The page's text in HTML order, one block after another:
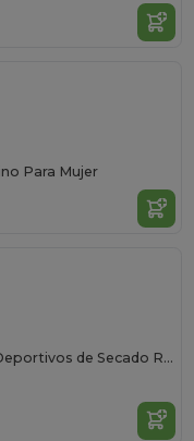
Para Mujer
Pantalones Cortos Deportivos de Secado Rápido